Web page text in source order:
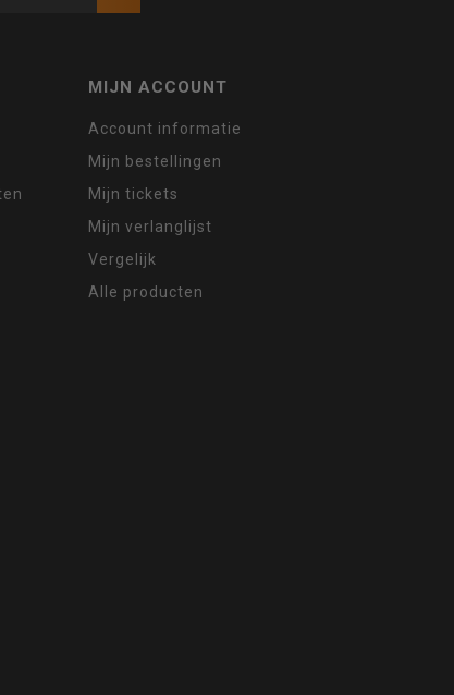
MIJN ACCOUNT
Account informatie
Mijn bestellingen
Mijn tickets
Mijn verlanglijst
Vergelijk
Alle producten